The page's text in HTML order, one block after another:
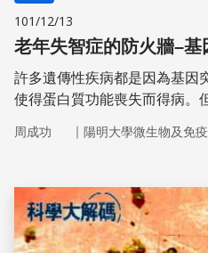
101/12/13
老年失智症的防火牆–基
許多遺傳性疾病都是因為基因
使得蛋白質功能喪失而得病。
的基因突變，可以讓我們更了
析，最近發現的確有些基因突
玆海默症。
周成功 ｜ 陽明大學微生物及免